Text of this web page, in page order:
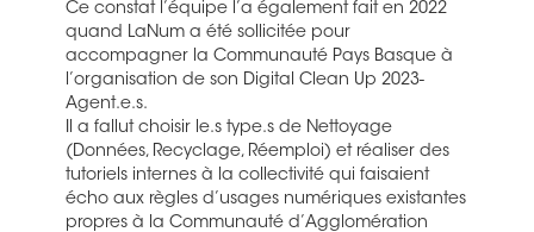
Ce constat l’équipe l’a également fait en 2022
quand LaNum a été sollicitée pour
accompagner la Communauté Pays Basque à
l’organisation de son Digital Clean Up 2023-
Agent.e.s.
Il a fallut choisir le.s type.s de Nettoyage
(Données, Recyclage, Réemploi) et réaliser des
tutoriels internes à la collectivité qui faisaient
écho aux règles d’usages numériques existantes
propres à la Communauté d’Agglomération